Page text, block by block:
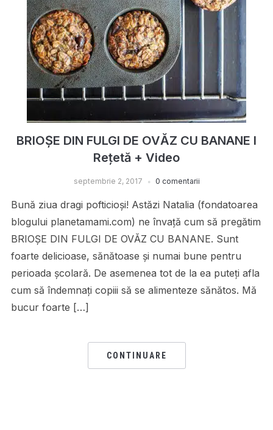
BRIOȘE DIN FULGI DE OVĂZ CU BANANE I
Rețetă + Video
septembrie 2, 2017 0 comentarii
Bună ziua dragi pofticioși! Astăzi Natalia (fondatoarea
blogului planetamami.com) ne învață cum să pregătim
BRIOȘE DIN FULGI DE OVĂZ CU BANANE. Sunt
foarte delicioase, sănătoase și numai bune pentru
perioada școlară. De asemenea tot de la ea puteți afla
cum să îndemnați copiii să se alimenteze sănătos. Mă
bucur foarte […]
CONTINUARE